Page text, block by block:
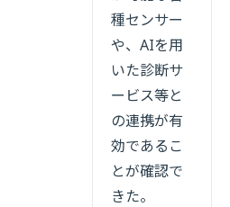
種センサー
や、AIを用
いた診断サ
ービス等と
の連携が有
効であるこ
とが確認で
きた。